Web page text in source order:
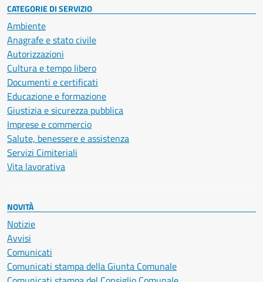
CATEGORIE DI SERVIZIO
Ambiente
Anagrafe e stato civile
Autorizzazioni
Cultura e tempo libero
Documenti e certificati
Educazione e formazione
Giustizia e sicurezza pubblica
Imprese e commercio
Salute, benessere e assistenza
Servizi Cimiteriali
Vita lavorativa
NOVITÀ
Notizie
Avvisi
Comunicati
Comunicati stampa della Giunta Comunale